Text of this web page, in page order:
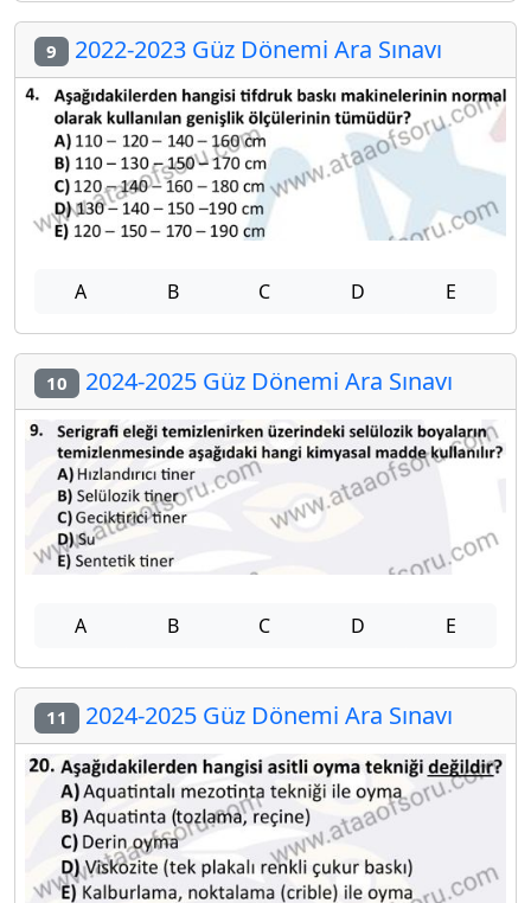
9 2022-2023 Güz Dönemi Ara Sınavı
A B C D E
10 2024-2025 Güz Dönemi Ara Sınavı
A B C D E
11 2024-2025 Güz Dönemi Ara Sınavı